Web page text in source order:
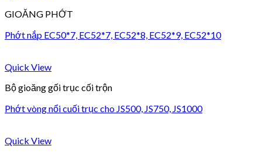
GIOĂNG PHỚT
Phớt nắp EC50*7, EC52*7, EC52*8, EC52*9, EC52*10
Quick View
Bộ gioăng gối trục cối trộn
Phớt vòng nổi cuối trục cho JS500, JS750, JS1000
Quick View